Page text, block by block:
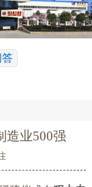
造业500强